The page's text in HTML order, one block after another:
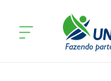
Cursos
acontece